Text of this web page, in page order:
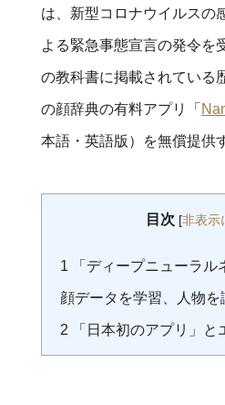
は、新型コロナウイルスの
よる緊急事態宣言の発令を
の教科書に掲載されている
の顔辞典の有料アプリ「
本語・英語版）を無償提供
目次 [非表示
1 「ディープニューラル
顔データを学習、人物を
2 「日本初のアプリ」と